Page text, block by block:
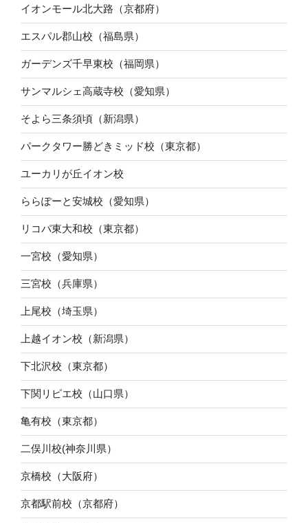
イオンモール北大路（京都府）
エスパル郡山校（福島県）
ガーデンズ千早東校（福岡県）
サンマルシェ高蔵寺校（愛知県）
そよら三条須頃（新潟県）
パークタワー勝どきミッド校（東京都）
ユーカリが丘イオン校
ららぽーと安城校（愛知県）
リコパ東大和校（東京都）
一宮校（愛知県）
三宮校（兵庫県）
上尾校（埼玉県）
上越イオン校（新潟県）
下北沢校（東京都）
下関リピエ校（山口県）
亀有校（東京都）
二俣川校(神奈川県）
京橋校（大阪府）
京都駅前校（京都府）